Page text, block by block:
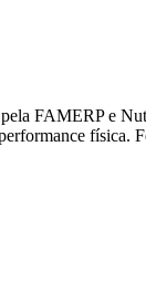
FAMERP e
física.